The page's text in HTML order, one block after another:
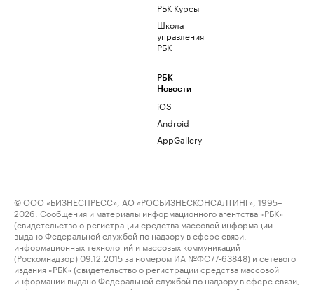
РБК Курсы
Школа
управления
РБК
РБК
Новости
iOS
Android
AppGallery
© ООО «БИЗНЕСПРЕСС», АО «РОСБИЗНЕСКОНСАЛТИНГ», 1995–
2026. Сообщения и материалы информационного агентства «РБК»
(свидетельство о регистрации средства массовой информации
выдано Федеральной службой по надзору в сфере связи,
информационных технологий и массовых коммуникаций
(Роскомнадзор) 09.12.2015 за номером ИА №ФС77-63848) и сетевого
издания «РБК» (свидетельство о регистрации средства массовой
информации выдано Федеральной службой по надзору в сфере связи,